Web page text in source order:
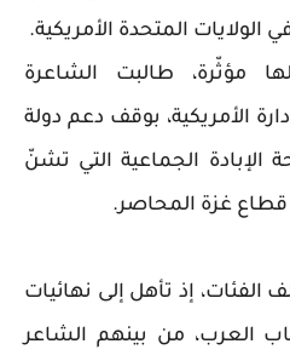
المتحدة الأمريكية.
مؤثّرة، طالبت الشاعرة
الأمريكية، بوقف دعم دولة
الإبادة الجماعية التي تشنّ
غزة المحاصر.
الفئات، إذ تأهل إلى نهائيات
العرب، من بينهم الشاعر